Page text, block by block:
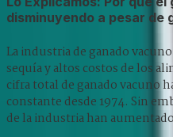
disminuyendo a pesar de
La industria de ganado
sequía y altos costos de los
cifra total de ganado vacuno
constante desde 1974. Sin
de la industria han